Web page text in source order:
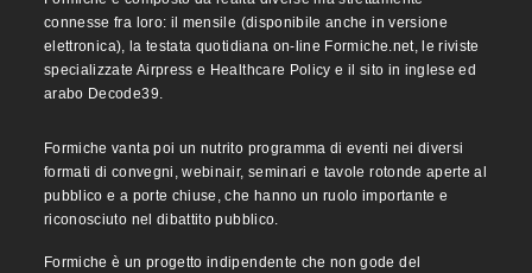
connesse fra loro: il mensile (disponibile anche in versione
elettronica), la testata quotidiana on-line Formiche.net, le riviste
specializzate Airpress e Healthcare Policy e il sito in inglese ed
arabo Decode39.
Formiche vanta poi un nutrito programma di eventi nei diversi
formati di convegni, webinair, seminari e tavole rotonde aperte al
pubblico e a porte chiuse, che hanno un ruolo importante e
riconosciuto nel dibattito pubblico.
Formiche è un progetto indipendente che non gode del